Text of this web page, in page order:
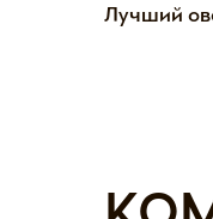
Лучший